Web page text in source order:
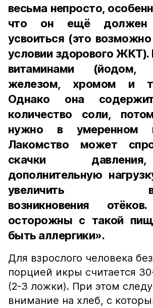
весьма непросто,
что он ещё должен
усвоиться (это
условии здорового ЖКТ).
витаминами (йодом,
железом, хромом и
Однако она
количество соли,
нужно в умеренном
Лакомство может
скачки
дополнительную
увеличить
возникновения
осторожны с такой
быть аллергики».
Для взрослого человека
порцией икры считается
(2-3 ложки). При этом
внимание на хлеб, с